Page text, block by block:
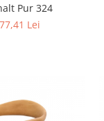
Pur 324
Lei